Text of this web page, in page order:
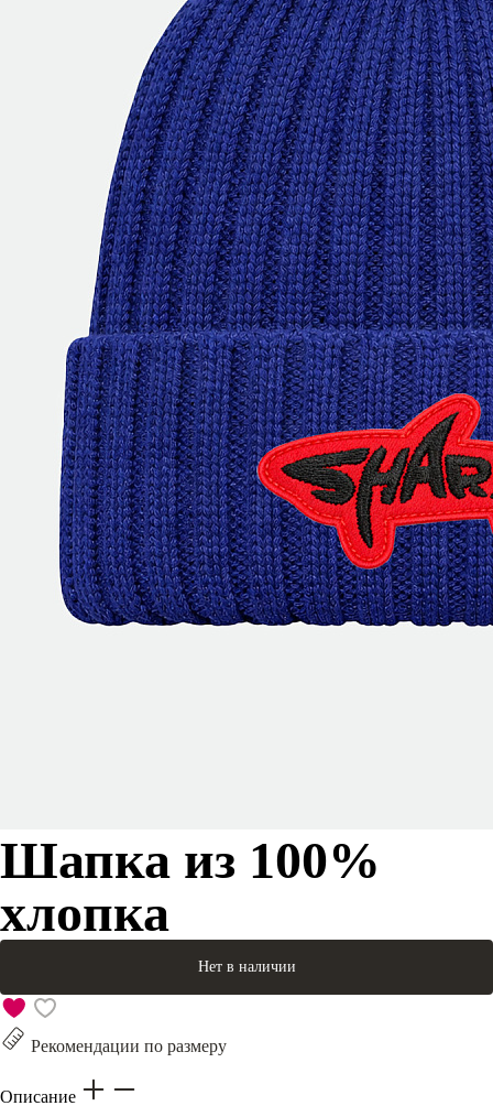
Шапка из 100%
хлопка
Нет в наличии
Рекомендации по размеру
Описание